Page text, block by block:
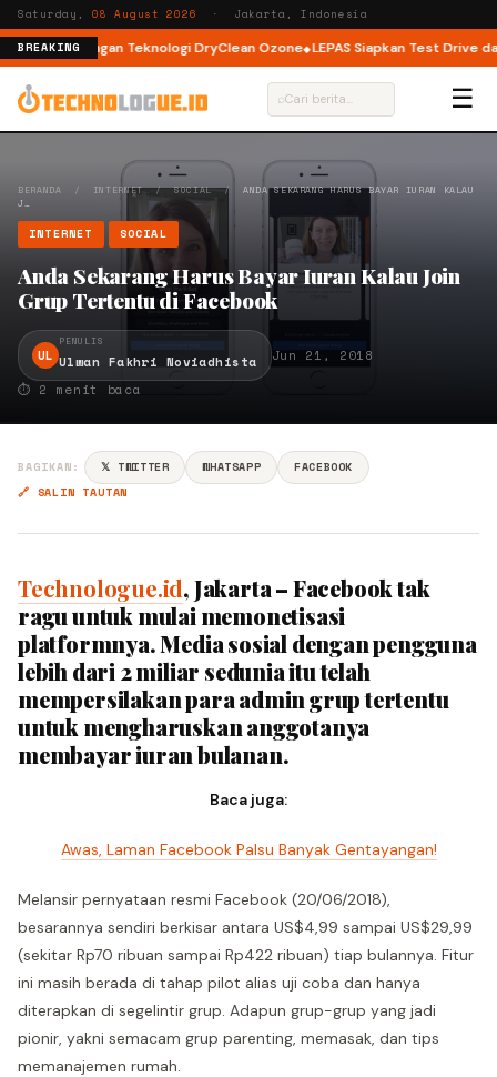
Saturday,08 August 2026 · Jakarta, Indonesia
BREAKING
Load dengan Teknologi DryClean Ozone LEPAS Siapkan Test Drive dan
⌕ ☰
BERANDA / INTERNET/SOCIAL/ANDA SEKARANG HARUS BAYAR IURAN KALAU
J…
INTERNET SOCIAL
Anda Sekarang Harus Bayar Iuran Kalau Join
Grup Tertentu di Facebook
UL
PENULIS
Ulwan Fakhri Noviadhista
Jun 21, 2018
⏱ 2 menit baca
BAGIKAN: 𝕏 TWITTER WHATSAPP
FACEBOOK
🔗 SALIN TAUTAN
Technologue.id, Jakarta – Facebook tak
ragu untuk mulai memonetisasi
platformnya. Media sosial dengan pengguna
lebih dari 2 miliar sedunia itu telah
mempersilakan para admin grup tertentu
untuk mengharuskan anggotanya
membayar iuran bulanan.
Baca juga:
Awas, Laman Facebook Palsu Banyak Gentayangan!
Melansir pernyataan resmi Facebook (20/06/2018),
besarannya sendiri berkisar antara US$4,99 sampai US$29,99
(sekitar Rp70 ribuan sampai Rp422 ribuan) tiap bulannya. Fitur
ini masih berada di tahap pilot alias uji coba dan hanya
diterapkan di segelintir grup. Adapun grup-grup yang jadi
pionir, yakni semacam grup parenting, memasak, dan tips
memanajemen rumah.